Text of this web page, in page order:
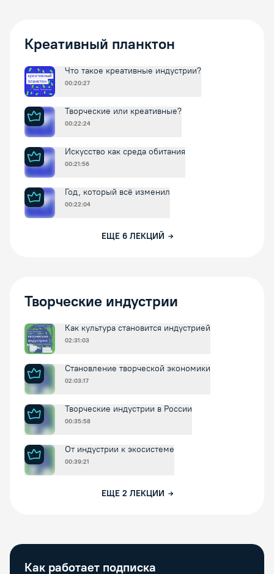
Креативный планктон
Что такое креативные индустрии?
00:20:27
Творческие или креативные?
00:22:24
Искусство как среда обитания
00:21:56
Год, который всё изменил
00:22:04
ЕЩЕ 6 ЛЕКЦИЙ
Творческие индустрии
Как культура становится индустрией
02:31:03
Становление творческой экономики
02:03:17
Творческие индустрии в России
00:35:58
От индустрии к экосистеме
00:39:21
ЕЩЕ 2 ЛЕКЦИИ
Как работает подписка